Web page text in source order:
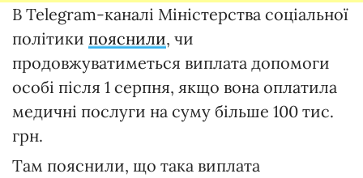
В Telegram-каналі Міністерства соціальної
політики пояснили, чи
продовжуватиметься виплата допомоги
особі після 1 серпня, якщо вона оплатила
медичні послуги на суму більше 100 тис.
грн.
Там пояснили, що така виплата